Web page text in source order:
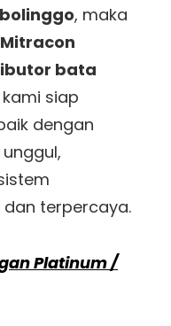
, maka
bata
kami siap
dengan
terpercaya.
Platinum /